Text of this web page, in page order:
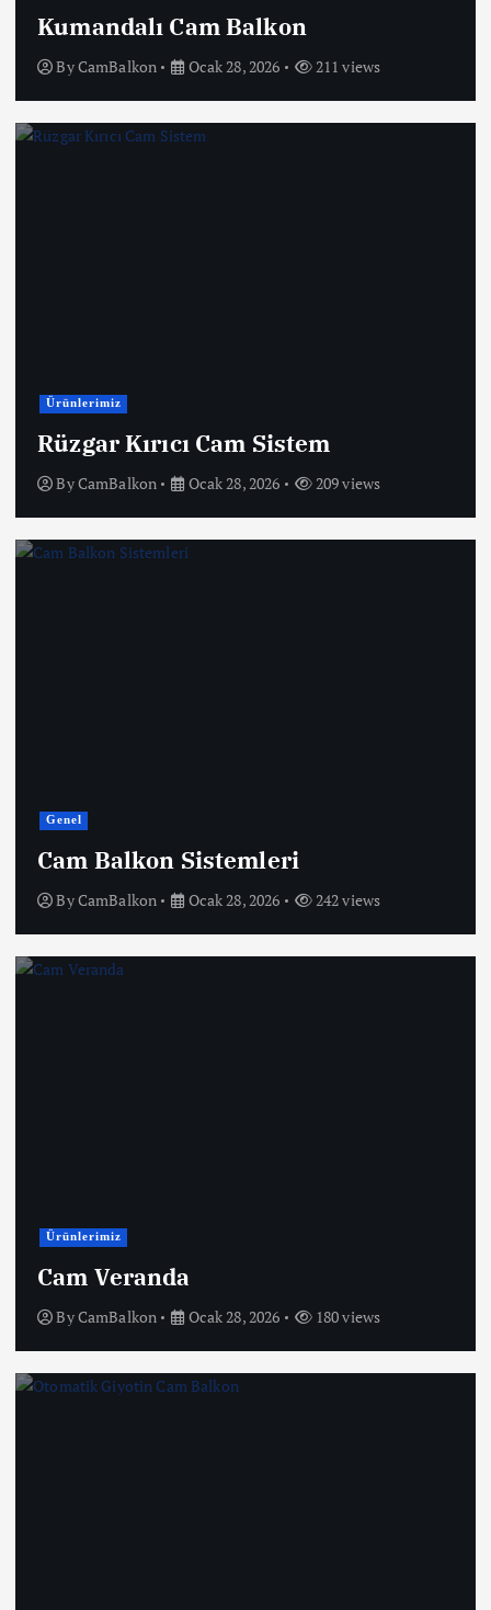
Kumandalı Cam Balkon
ByCamBalkon Ocak 28, 2026 211 views
Ürünlerimiz
Rüzgar Kırıcı Cam Sistem
ByCamBalkon Ocak 28, 2026 209 views
Genel
Cam Balkon Sistemleri
ByCamBalkon Ocak 28, 2026 242 views
Ürünlerimiz
Cam Veranda
ByCamBalkon Ocak 28, 2026 180 views